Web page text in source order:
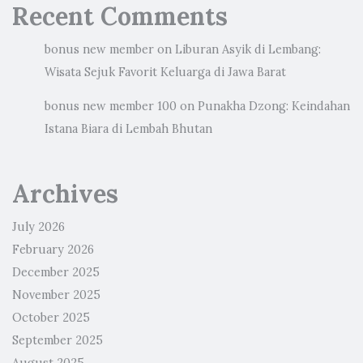
Recent Comments
bonus new member on Liburan Asyik di Lembang:
Wisata Sejuk Favorit Keluarga di Jawa Barat
bonus new member 100 on Punakha Dzong: Keindahan
Istana Biara di Lembah Bhutan
Archives
July 2026
February 2026
December 2025
November 2025
October 2025
September 2025